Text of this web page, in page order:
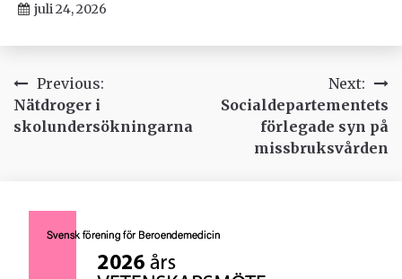
juli 24, 2026
Inläggsnavigering
Previous:
Nätdroger i
skolundersökningarna
Next:
Socialdepartementets
förlegade syn på
missbruksvården